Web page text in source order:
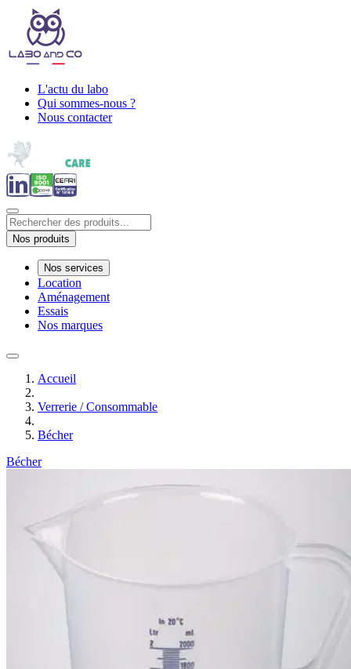
L'actu du labo
Qui sommes-nous ?
Nous contacter
Nos produits
Nos services
Location
Aménagement
Essais
Nos marques
Accueil
Verrerie / Consommable
Bécher
Bécher